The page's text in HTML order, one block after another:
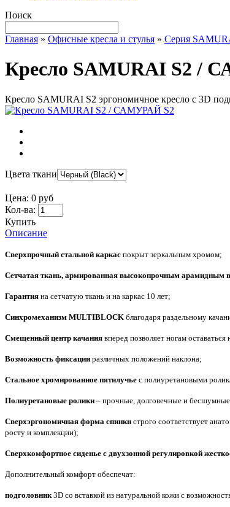
Поиск
Главная » Офисные кресла и стулья » Серия
Кресло SAMURAI S2 /
Кресло SAMURAI S2 эргономичное кресло с 3D
Цвета ткани
Цена: 0 руб
Кол-ва:
Купить
Описание
Сверхпрочный стальной каркас покрыт зеркальным хромом;
Сетчатая ткань, армированная высокопрочным арамидным
Гарантия на сетчатую ткань и на каркас 10 лет;
Синхромеханизм MULTIBLOCK благодаря раздельному
Смещенный центр качания вперед позволяет ногам
Возможность фиксации различных положений наклона;
Стальное хромированное пятилучье с полиуретановыми
Полиуретановые ролики – прочные, долговечные и
Сверхэргономичная форма спинки строго соответствует
росту и комплекции);
Сверхкомфортное сиденье с двухзонной регулировкой
Дополнительный комфорт обеспечат:
подголовник 3D со вставкой из натуральной кожи с